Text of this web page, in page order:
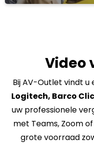
Video
Bij AV-Outlet vindt
Logitech, Barco
uw professionele
met Teams, Zoom
grote voorraad